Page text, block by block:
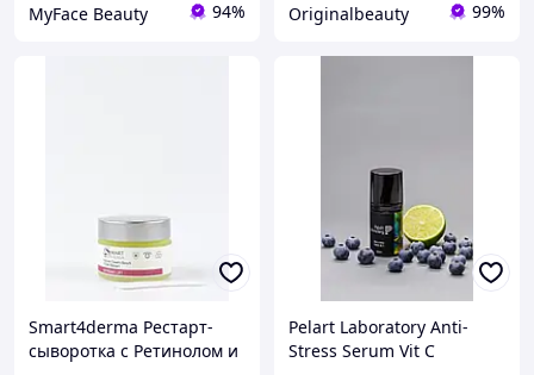
MyFace Beauty 94% Originalbeauty 99%
Smart4derma Рестарт-
сыворотка с Ретинолом и
Pelart Laboratory Anti-
Stress Serum Vit C